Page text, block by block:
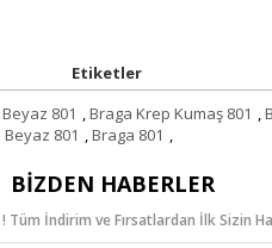
Etiketler
801 ,Braga Krep Kumaş 801 ,
801 ,Braga 801 ,
BIZDEN HABERLER
Tüm İndirim ve Fırsatlardan İlk Sizin